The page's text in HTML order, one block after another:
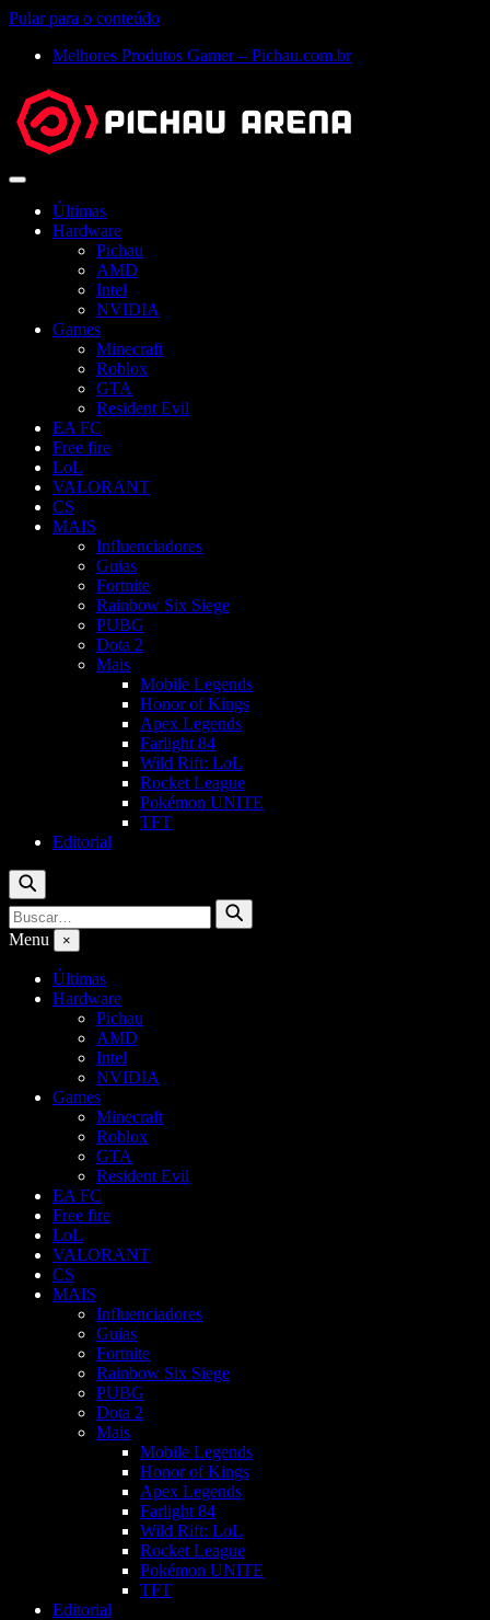
Pular para o conteúdo
Melhores Produtos Gamer – Pichau.com.br
Abrir
Últimas
Hardware
Pichau
AMD
Intel
NVIDIA
Games
Minecraft
Roblox
GTA
Resident Evil
EA FC
Free fire
LoL
VALORANT
CS
MAIS
Influenciadores
Guias
Fortnite
Rainbow Six Siege
PUBG
Dota 2
Mais
Mobile Legends
Honor of Kings
Apex Legends
Farlight 84
Wild Rift: LoL
Rocket League
Pokémon UNITE
TFT
Editorial
Buscar
Buscar
por:
Buscar
Menu ×
Últimas
Hardware
Pichau
AMD
Intel
NVIDIA
Games
Minecraft
Roblox
GTA
Resident Evil
EA FC
Free fire
LoL
VALORANT
CS
MAIS
Influenciadores
Guias
Fortnite
Rainbow Six Siege
PUBG
Dota 2
Mais
Mobile Legends
Honor of Kings
Apex Legends
Farlight 84
Wild Rift: LoL
Rocket League
Pokémon UNITE
TFT
Editorial